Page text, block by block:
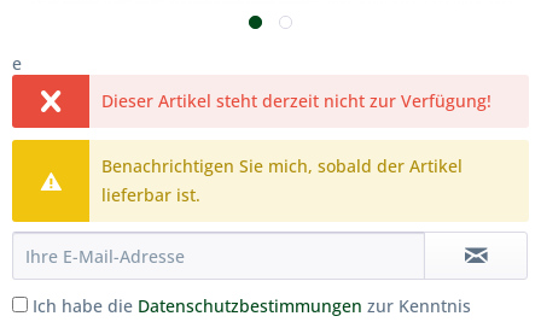
e
Dieser Artikel steht derzeit nicht zur Verfügung!
Benachrichtigen Sie mich, sobald der Artikel
lieferbar ist.
Ich habe die Datenschutzbestimmungen zur Kenntnis